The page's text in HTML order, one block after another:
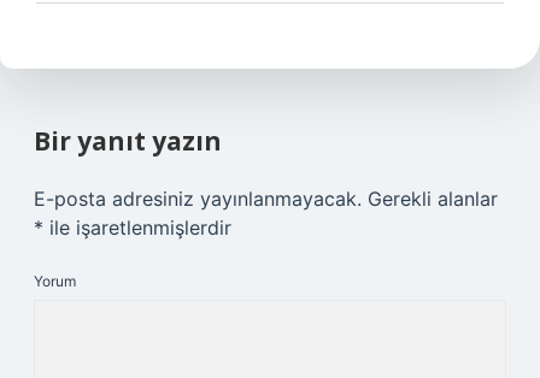
Bir yanıt yazın
E-posta adresiniz yayınlanmayacak. Gerekli alanlar
* ile işaretlenmişlerdir
Yorum